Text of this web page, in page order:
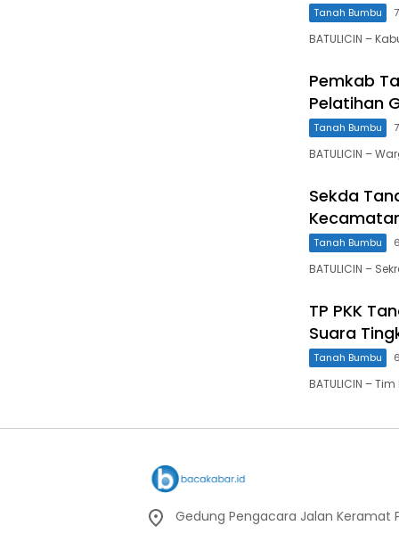
Tanah Bumbu
BATULICIN –
Pemkab
Pelatihan
Tanah Bumbu
BATULICIN –
Sekda
Tanah Bumbu
BATULICIN –
TP PKK
Suara
Tanah Bumbu
BATULICIN –
Gedung Pengacara Jalan Keramat